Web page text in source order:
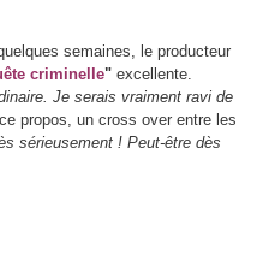
semaines, le producteur
criminelle" excellente.
Je serais vraiment ravi de
propos, un cross over entre les
sérieusement ! Peut-être dès